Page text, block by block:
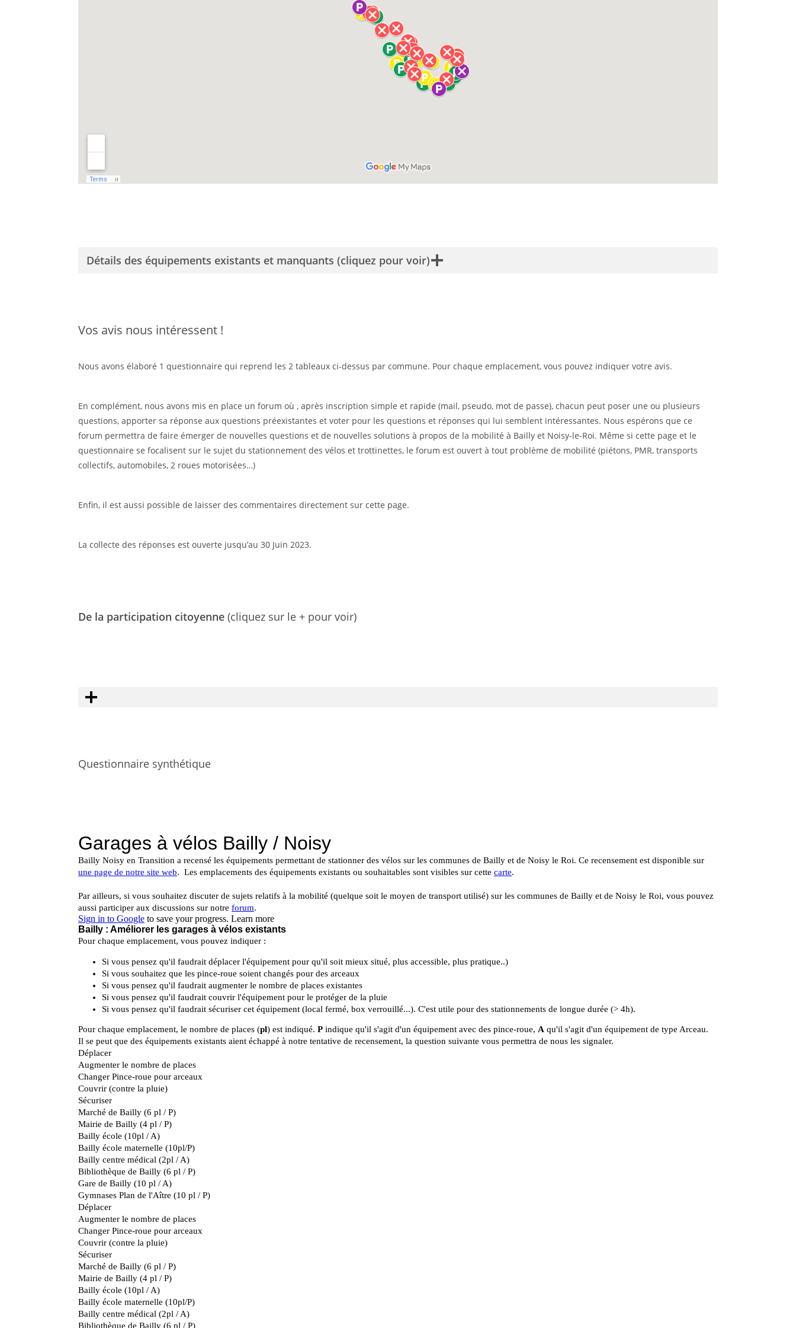
Détails des équipements existants et manquants (cliquez pour voir)
Vos avis nous intéressent !
Nous avons élaboré 1 questionnaire qui reprend les 2 tableaux ci-dessus par commune. Pour chaque emplacement, vous pouvez indiquer votre avis.
En complément, nous avons mis en place un forum où , après inscription simple et rapide (mail, pseudo, mot de passe), chacun peut poser une ou plusieurs
questions, apporter sa réponse aux questions préexistantes et voter pour les questions et réponses qui lui semblent intéressantes. Nous espérons que ce
forum permettra de faire émerger de nouvelles questions et de nouvelles solutions à propos de la mobilité à Bailly et Noisy-le-Roi. Même si cette page et le
questionnaire se focalisent sur le sujet du stationnement des vélos et trottinettes, le forum est ouvert à tout problème de mobilité (piétons, PMR, transports
collectifs, automobiles, 2 roues motorisées…)
Enfin, il est aussi possible de laisser des commentaires directement sur cette page.
La collecte des réponses est ouverte jusqu’au 30 Juin 2023.
De la participation citoyenne (cliquez sur le + pour voir)
Questionnaire synthétique